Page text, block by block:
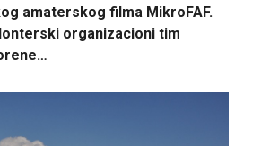
amaterskog filma MikroFAF.
organizacioni tim